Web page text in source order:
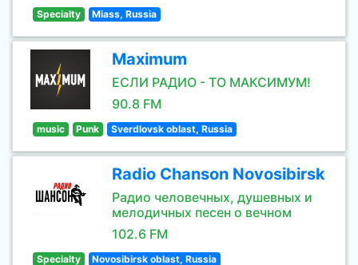
Specialty Miass, Russia
Maximum
ЕСЛИ РАДИО - ТО МАКСИМУМ!
90.8 FM
music Punk Sverdlovsk oblast, Russia
Radio Chanson Novosibirsk
Радио человечных, душевных и
мелодичных песен о вечном
102.6 FM
Specialty Novosibirsk oblast, Russia